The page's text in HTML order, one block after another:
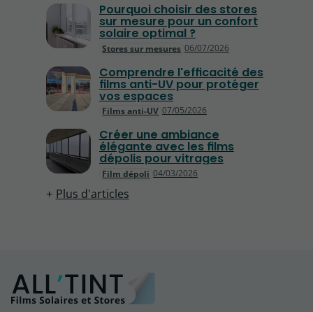
Stores sur mesures 06/07/2026
Pourquoi choisir des stores
sur mesure pour un confort
solaire optimal ?
Films anti-UV 07/05/2026
Comprendre l'efficacité des
films anti-UV pour protéger
vos espaces
Film dépoli 04/03/2026
Créer une ambiance
élégante avec les films
dépolis pour vitrages
Plus d'articles